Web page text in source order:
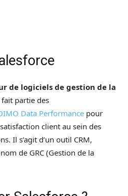
de logiciels de gestion de la
fait partie des
Data Performance pour
client au sein des
Il s’agit d’un outil CRM,
de GRC (Gestion de la